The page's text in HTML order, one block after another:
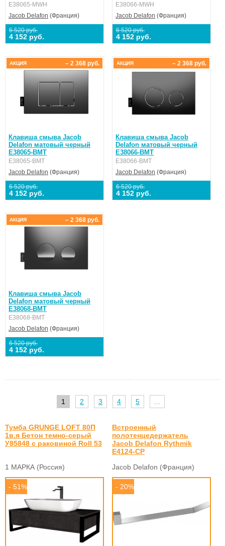
E38065-MWH
Jacob Delafon (Франция)
6 520 руб.
4 152 руб.
E38066-MWH
Jacob Delafon (Франция)
6 520 руб.
4 152 руб.
Клавиша смыва Jacob
Delafon матовый черный
E38065-BMT
E38065-BMT
Jacob Delafon (Франция)
6 520 руб.
4 152 руб.
– 2 368 руб.
АКЦИЯ
Клавиша смыва Jacob
Delafon матовый черный
E38066-BMT
E38066-BMT
Jacob Delafon (Франция)
6 520 руб.
4 152 руб.
– 2 368 руб.
АКЦИЯ
Клавиша смыва Jacob
Delafon матовый черный
E38068-BMT
E38068-BMT
Jacob Delafon (Франция)
6 520 руб.
4 152 руб.
– 2 368 руб.
АКЦИЯ
1 2 3 4 5
Тумба GRUNGE LOFT 80П
1в.я Бетон темно-серый
У85848 с раковиной Roll 53
1 МАРКА (Россия)
- 51%
Встроенный
полотенцедержатель
Jacob Delafon Rythmik
E4124-CP
Jacob Delafon (Франция)
- 20%